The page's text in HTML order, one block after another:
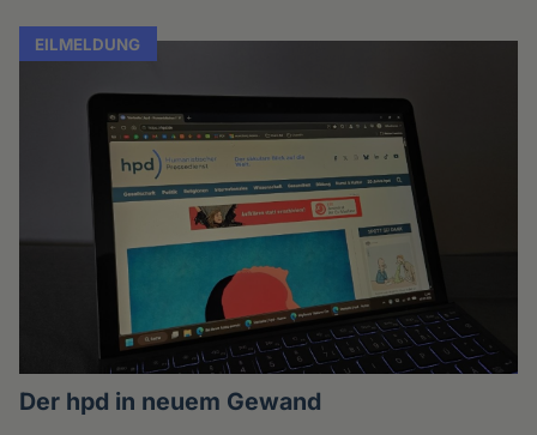
EILMELDUNG
Der hpd in neuem Gewand